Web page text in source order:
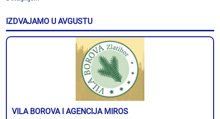
IZDVAJAMO U AVGUSTU
VILA BOROVA I AGENCIJA MIROS